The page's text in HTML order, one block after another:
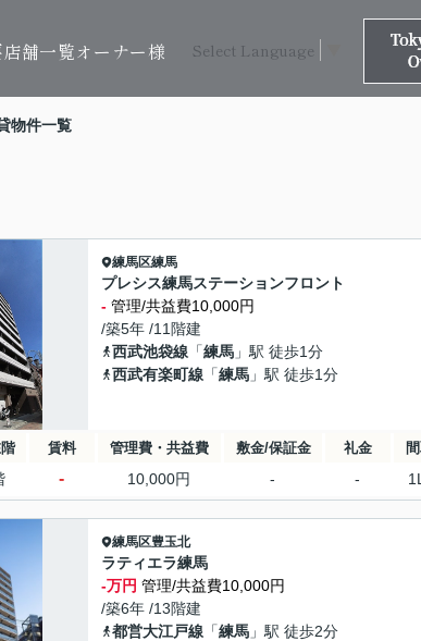
店舗一覧オーナー様 Select Language
物件一覧
練馬区練馬
プレシス練馬ステーションフロント
- 管理/共益費10,000円
/築5年 /11階建
西武池袋線 「練馬 」駅 徒歩1分
西武有楽町線 「練馬 」駅 徒歩1分
賃料 管理費・共益費 敷金/保証金 礼金
- 10,000円 - -
練馬区豊玉北
ラティエラ練馬
-万円 管理/共益費10,000円
/築6年 /13階建
都営大江戸線 「練馬 」駅 徒歩2分